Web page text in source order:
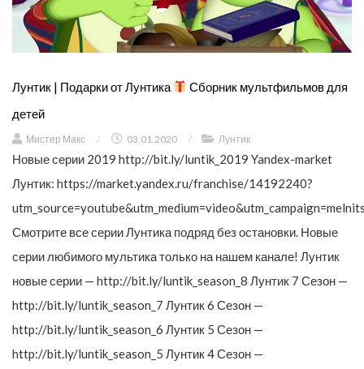
Лунтик | Подарки от Лунтика
Сборник мультфильмов для
детей
Мистер Макс / 03.01.2020 / Лунтик
Новые серии 2019 http://bit.ly/luntik_2019 Yandex-market
Лунтик: https://market.yandex.ru/franchise/14192240?
Смотрите все серии Лунтика подряд без остановки. Новые
серии любимого мультика только на нашем канале! Лунтик
новые серии — http://bit.ly/luntik_season_8 Лунтик 7 Сезон —
http://bit.ly/luntik_season_7 Лунтик 6 Сезон —
http://bit.ly/luntik_season_6 Лунтик 5 Сезон —
http://bit.ly/luntik_season_5 Лунтик 4 Сезон —